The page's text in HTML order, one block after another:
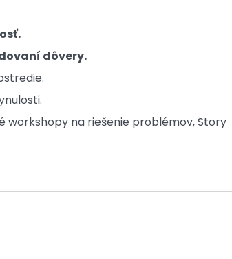
dôvery.
workshopy na riešenie problémov, Story